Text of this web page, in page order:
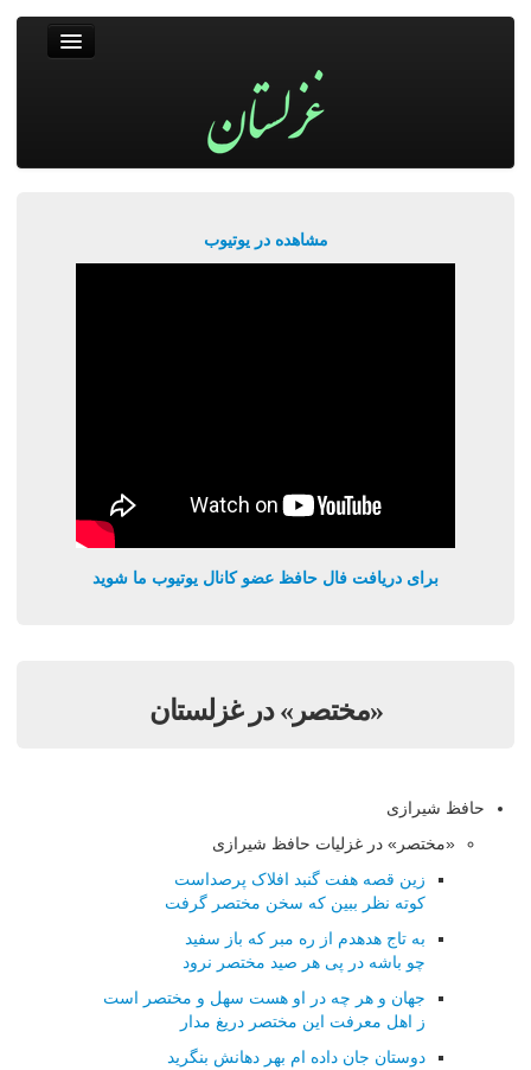
مشاهده در یوتیوب
برای دریافت فال حافظ عضو کانال یوتیوب ما شوید
«مختصر» در غزلستان
حافظ شیرازی
«مختصر» در غزلیات حافظ شیرازی
زین قصه هفت گنبد افلاک پرصداست
کوته نظر ببین که سخن مختصر گرفت
به تاج هدهدم از ره مبر که باز سفید
چو باشه در پی هر صید مختصر نرود
جهان و هر چه در او هست سهل و مختصر است
ز اهل معرفت این مختصر دریغ مدار
دوستان جان داده ام بهر دهانش بنگرید